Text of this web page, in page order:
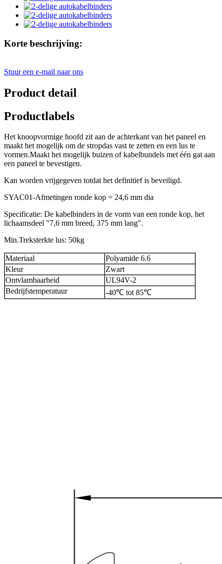
Korte beschrijving:
Stuur een e-mail naar ons
Product detail
Productlabels
Het knoopvormige hoofd zit aan de achterkant van het paneel en
maakt het mogelijk om de stropdas vast te zetten en een lus te
vormen.Maakt het mogelijk buizen of kabelbundels met één gat aan
een paneel te bevestigen.
Kan worden vrijgegeven totdat het definitief is beveiligd.
SYAC01-Afmetingen ronde kop = 24,6 mm dia
Specificatie: De kabelbinders in de vorm van een ronde kop, het
lichaamsdeel "7,6 mm breed, 375 mm lang".
Min.Treksterkte lus: 50kg
Materiaal
Polyamide 6.6
Kleur
Zwart
Ontvlambaarheid
UL94V-2
Bedrijfstemperatuur
-40℃ tot 85℃